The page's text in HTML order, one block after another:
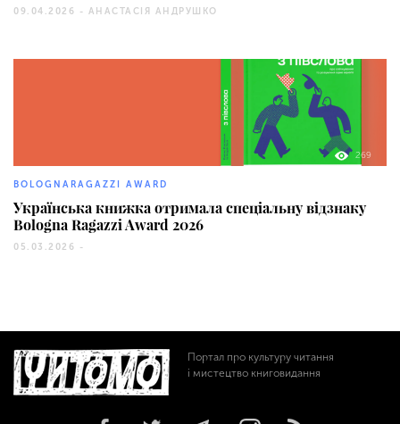
09.04.2026 - АНАСТАСІЯ АНДРУШКО
269
BOLOGNARAGAZZI AWARD
Українська книжка отримала спеціальну відзнаку
Bologna Ragazzi Award 2026
05.03.2026 -
Портал про культуру читання
і мистецтво книговидання